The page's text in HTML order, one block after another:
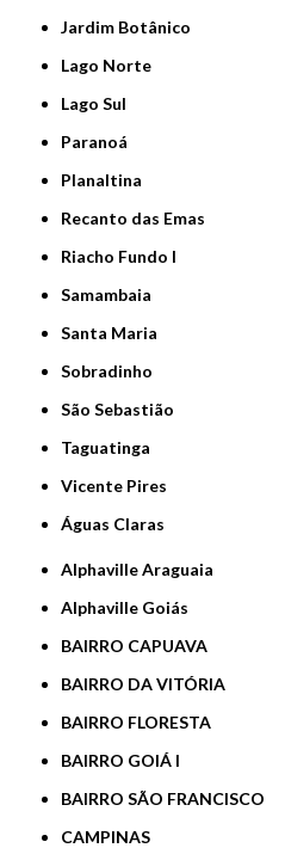
Jardim Botânico
Lago Norte
Lago Sul
Paranoá
Planaltina
Recanto das Emas
Riacho Fundo I
Samambaia
Santa Maria
Sobradinho
São Sebastião
Taguatinga
Vicente Pires
Águas Claras
Alphaville Araguaia
Alphaville Goiás
BAIRRO CAPUAVA
BAIRRO DA VITÓRIA
BAIRRO FLORESTA
BAIRRO GOIÁ I
BAIRRO SÃO FRANCISCO
CAMPINAS